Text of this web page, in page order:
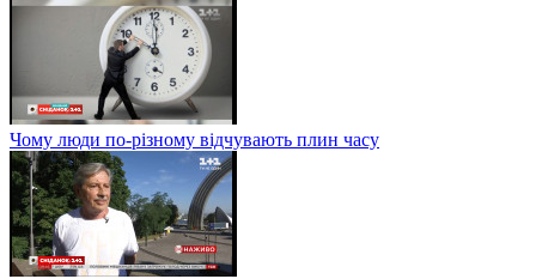
Чому люди по-різному відчувають плин часу